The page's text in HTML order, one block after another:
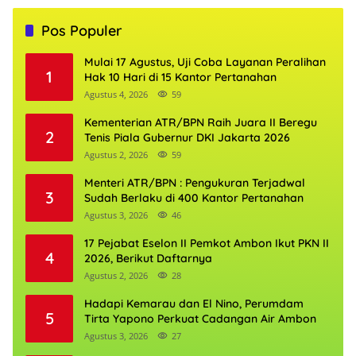
Pos Populer
1
Mulai 17 Agustus, Uji Coba Layanan Peralihan
Hak 10 Hari di 15 Kantor Pertanahan
Agustus 4, 2026 59
2
Kementerian ATR/BPN Raih Juara II Beregu
Tenis Piala Gubernur DKI Jakarta 2026
Agustus 2, 2026 59
3
Menteri ATR/BPN : Pengukuran Terjadwal
Sudah Berlaku di 400 Kantor Pertanahan
Agustus 3, 2026 46
4
17 Pejabat Eselon II Pemkot Ambon Ikut PKN II
2026, Berikut Daftarnya
Agustus 2, 2026 28
5
Hadapi Kemarau dan El Nino, Perumdam
Tirta Yapono Perkuat Cadangan Air Ambon
Agustus 3, 2026 27